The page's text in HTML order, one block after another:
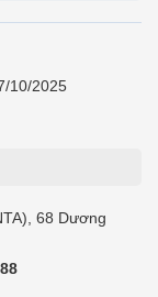
10/2025
68 Dương